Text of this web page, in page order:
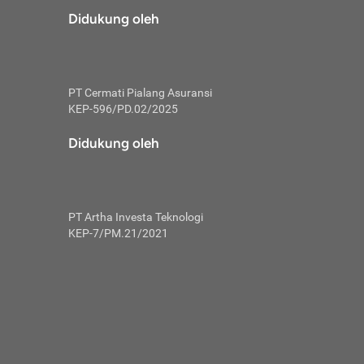
tidak
skor
Mulai
kembali ideal.
utang
Didukung oleh
PT Cermati Pialang Asuransi
KEP-596/PD.02/2025
Didukung oleh
PT Artha Investa Teknologi
KEP-7/PM.21/2021